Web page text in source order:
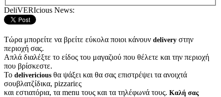
DeliVERIcious News:
Τώρα μπορείτε να βρείτε εύκολα ποιοι κάνουν delivery στην
περιοχή σας.
Απλά διαλέξτε το είδος του μαγαζιού που θέλετε και την περιοχή
που βρίσκεστε.
Το delivericious θα ψάξει και θα σας επιστρέψει τα ανοιχτά
σουβλατζίδικα, pizzariες
και εστιατόρια, τα menu τους και τα τηλέφωνά τους. Καλή σας